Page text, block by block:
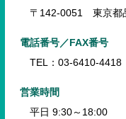
〒142-0051 東京都
電話番号／FAX番号
TEL：03-6410-
営業時間
平日 9:30～18:00